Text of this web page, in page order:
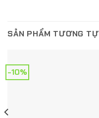
SẢN PHẨM TƯƠNG TỰ
-10%